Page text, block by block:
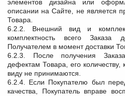
элементов дизайна или
описании на Сайте, не является
Товара.
6.2.2. Внешний вид и
комплектность всего Заказа
Получателем в момент доставки
6.2.3. После получения
дефектам Товара, его количеству,
виду не принимаются.
6.2.4. Если Покупателю был
качества, Покупатель вправе